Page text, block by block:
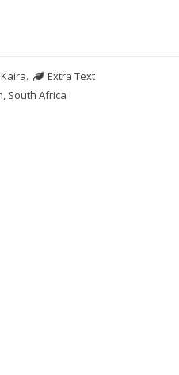
Kaira.
Extra Text
South Africa